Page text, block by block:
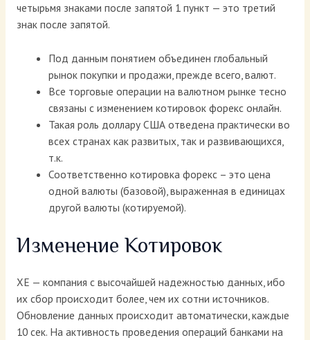
четырьмя знаками после запятой 1 пункт — это третий
знак после запятой.
Под данным понятием объединен глобальный
рынок покупки и продажи, прежде всего, валют.
Все торговые операции на валютном рынке тесно
связаны с изменением котировок форекс онлайн.
Такая роль доллару США отведена практически во
всех странах как развитых, так и развивающихся,
т.к.
Соответственно котировка форекс – это цена
одной валюты (базовой), выраженная в единицах
другой валюты (котируемой).
Изменение Котировок
ХЕ — компания с высочайшей надежностью данных, ибо
их сбор происходит более, чем их сотни источников.
Обновление данных происходит автоматически, каждые
10 сек. На активность проведения операций банками на